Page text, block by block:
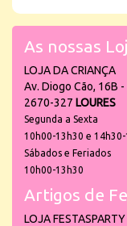
As nossas
LOJA DA CRIANÇA
Av. Diogo Cão, 16B
2670-327 LOURES
Segunda a Sexta
10h00-13h30 e 14h30-
Sábados e Feriados
10h00-13h30
Artigos de
LOJA FESTASPARTY